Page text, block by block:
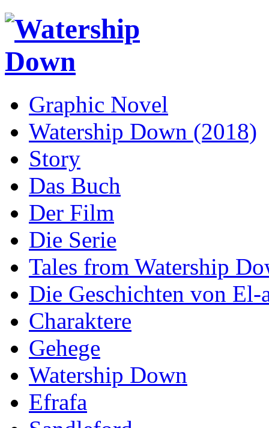
Graphic Novel
Watership Down (2018)
Story
Das Buch
Der Film
Die Serie
Tales from Watership
Die Geschichten von El-
Charaktere
Gehege
Watership Down
Efrafa